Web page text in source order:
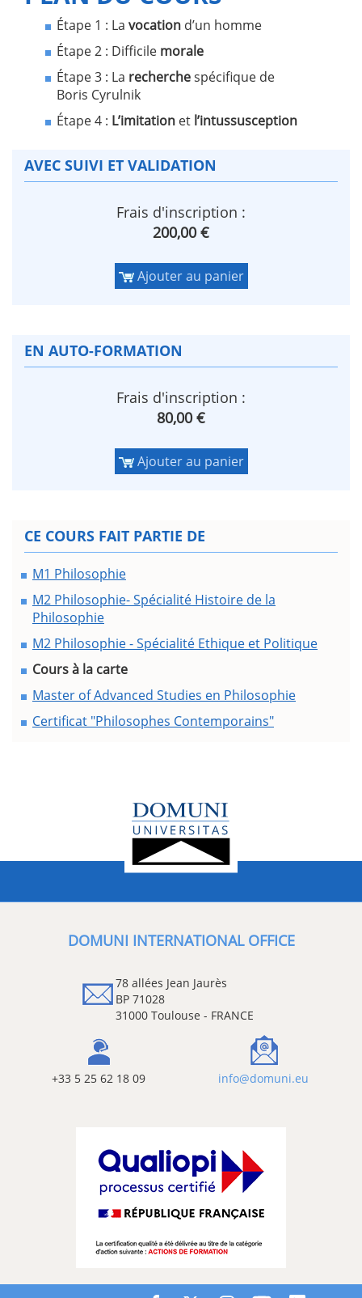
Étape 1 : La vocation d’un homme
Étape 2 : Difficile morale
Étape 3 : La recherchespécifique de
Boris Cyrulnik
Étape 4 : L’imitation et l’intussusception
AVEC SUIVI ET VALIDATION
Frais d'inscription :
200,00 €
Ajouter au panier
EN AUTO-FORMATION
Frais d'inscription :
80,00 €
Ajouter au panier
CE COURS FAIT PARTIE DE
M1 Philosophie
M2 Philosophie- Spécialité Histoire de la
Philosophie
M2 Philosophie - Spécialité Ethique et Politique
Cours à la carte
Master of Advanced Studies en Philosophie
Certificat "Philosophes Contemporains"
DOMUNI INTERNATIONAL OFFICE
78 allées Jean Jaurès
BP 71028
31000 Toulouse - FRANCE
+33 5 25 62 18 09 info@domuni.eu